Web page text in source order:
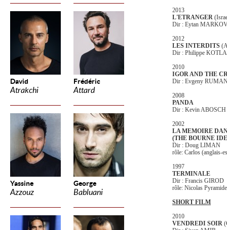
David
Atrakchi
Frédéric
Attard
Yassine
Azzouz
George
Babluani
2013
L'ETRANGER
Dir : Eytan
2012
LES INTERDITS
Dir : Philippe
2010
IGOR AND THE
Dir : Evgeny
2008
PANDA
Dir : Kevin ABOSCH
2002
LA MEMOIRE
(THE BOURNE
Dir : Doug LIMAN
rôle: Carlos (anglais-
1997
TERMINALE
Dir : Francis GIROD
rôle: Nicolas Pyramide
SHORT FILM
2010
VENDREDI SOIR